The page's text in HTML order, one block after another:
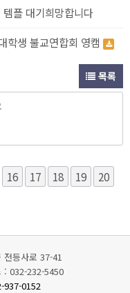
플 대기희망합니다
생 불교연합회 영캠
목록
16 17 18 19 20
전등사로 37-41
: 032-232-5450
937-0152